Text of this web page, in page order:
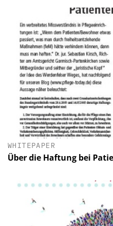
WHITEPAPER
Über die Haftung bei